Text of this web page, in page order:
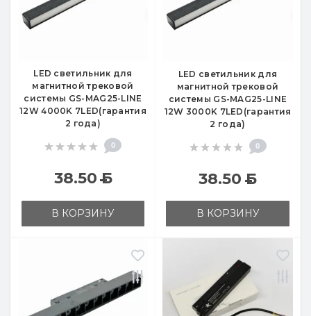
LED светильник для
магнитной трековой
системы GS-MAG25-LINE
12W 4000K 7LED(гарантия
2 года)
0
38.50Б
В КОРЗИНУ
LED светильник для
магнитной трековой
системы GS-MAG25-LINE
12W 3000K 7LED(гарантия
2 года)
0
38.50Б
В КОРЗИНУ